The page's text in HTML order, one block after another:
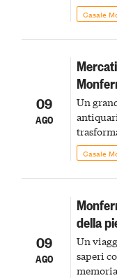
Casale
09
AGO
Un
Casale
09
AGO
della
Un
saperi